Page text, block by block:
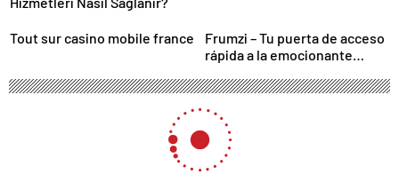
Tout sur casino mobile france
Frumzi – Tu puerta de acceso
rápida a la emocionante